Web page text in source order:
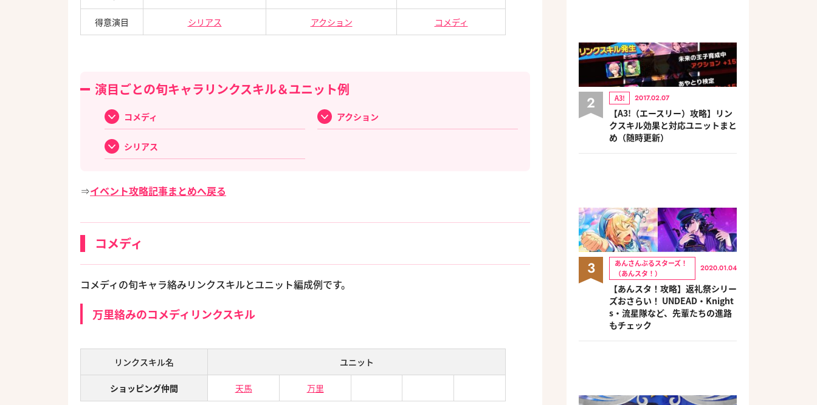
得意演目 シリアス アクション コメディ
演目ごとの旬キャラリンクスキル＆ユニット例
コメディ アクション
シリアス
⇒イベント攻略記事まとめへ戻る
コメディ
コメディの旬キャラ絡みリンクスキルとユニット編成例です。
万里絡みのコメディリンクスキル
リンクスキル名 ユニット
ショッピング仲間 天馬 万里
2 A3! 2017.02.07
【A3!（エースリー）攻略】リン
クスキル効果と対応ユニットまと
め（随時更新）
3
あんさんぶるスターズ！
（あんスタ！）
2020.01.04
【あんスタ！攻略】返礼祭シリー
ズおさらい！ UNDEAD・Knight
s・流星隊など、先輩たちの進路
もチェック